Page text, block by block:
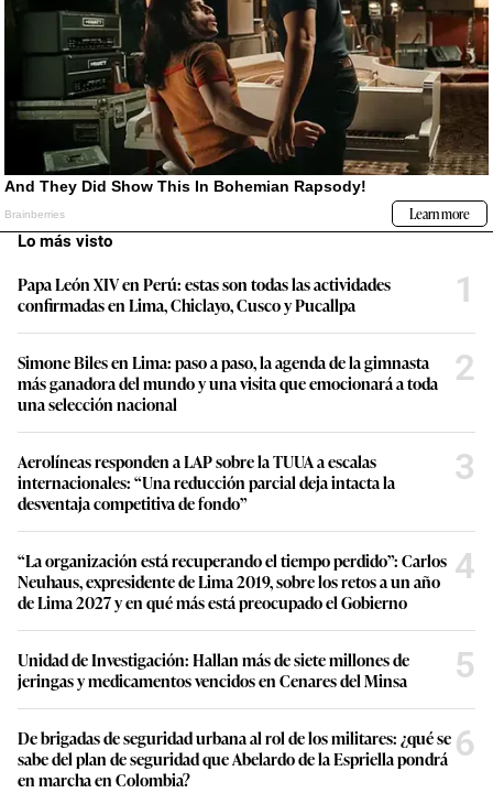
Lo más visto
Papa León XIV en Perú: estas son todas las actividades
confirmadas en Lima, Chiclayo, Cusco y Pucallpa
1
Simone Biles en Lima: paso a paso, la agenda de la gimnasta
más ganadora del mundo y una visita que emocionará a toda
una selección nacional
2
Aerolíneas responden a LAP sobre la TUUA a escalas
internacionales: “Una reducción parcial deja intacta la
desventaja competitiva de fondo”
3
“La organización está recuperando el tiempo perdido”: Carlos
Neuhaus, expresidente de Lima 2019, sobre los retos a un año
de Lima 2027 y en qué más está preocupado el Gobierno
4
Unidad de Investigación: Hallan más de siete millones de
jeringas y medicamentos vencidos en Cenares del Minsa
5
De brigadas de seguridad urbana al rol de los militares: ¿qué se
sabe del plan de seguridad que Abelardo de la Espriella pondrá
en marcha en Colombia?
6